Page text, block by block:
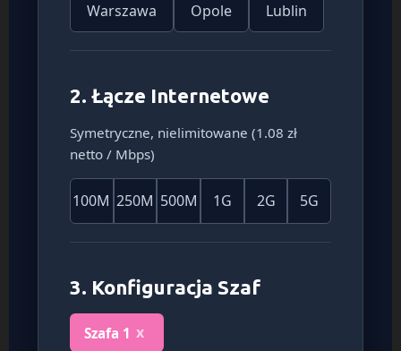
Warszawa Opole Lublin
2. Łącze Internetowe
Symetryczne, nielimitowane (1.08 zł
netto / Mbps)
100M 250M 500M 1G 2G 5G
3. Konfiguracja Szaf
Szafa 1 x